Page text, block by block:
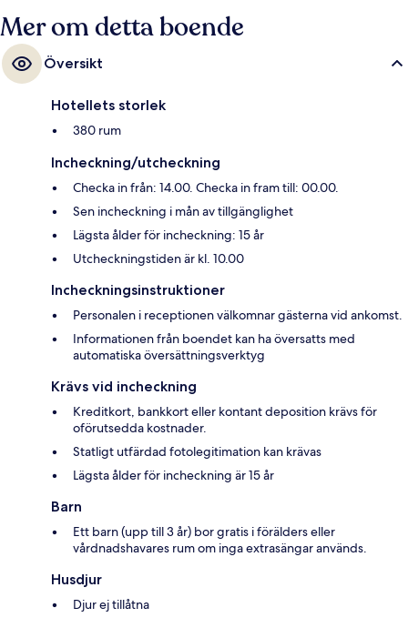
Mer om detta boende
Översikt
Hotellets storlek
380 rum
Incheckning/utcheckning
Checka in från: 14.00. Checka in fram till: 00.00.
Sen incheckning i mån av tillgänglighet
Lägsta ålder för incheckning: 15 år
Utcheckningstiden är kl. 10.00
Incheckningsinstruktioner
Personalen i receptionen välkomnar gästerna vid ankomst.
Informationen från boendet kan ha översatts med
automatiska översättningsverktyg
Krävs vid incheckning
Kreditkort, bankkort eller kontant deposition krävs för
oförutsedda kostnader.
Statligt utfärdad fotolegitimation kan krävas
Lägsta ålder för incheckning är 15 år
Barn
Ett barn (upp till 3 år) bor gratis i förälders eller
vårdnadshavares rum om inga extrasängar används.
Husdjur
Djur ej tillåtna